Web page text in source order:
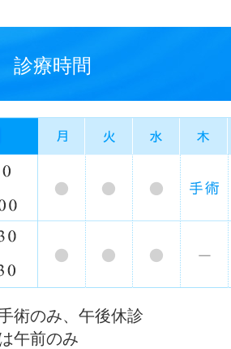
診療時間
術のみ、午後休診
午前のみ